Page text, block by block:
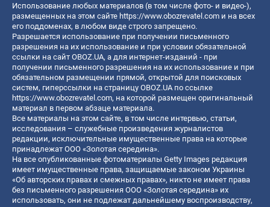
Использование любых материалов (в том числе фото- и видео-),
размещенных на этом сайте https://www.obozrevatel.com и на всех
его поддоменах, в любом виде строго запрещено.
Разрешается использование при получении письменного
разрешения на их использование и при условии обязательной
ссылки на сайт OBOZ.UA, а для интернет-изданий - при
получении письменного разрешения на их использование и при
обязательном размещении прямой, открытой для поисковых
систем, гиперссылки на страницу OBOZ.UA по ссылке
https://www.obozrevatel.com, на которой размещен оригинальный
материал в первом абзаце материала.
Все материалы на этом сайте, в том числе интервью, статьи,
исследования – служебные произведения журналистов
редакции, исключительные имущественные права на которые
принадлежат ООО «Золотая середина».
На все опубликованные фотоматериалы Getty Images редакция
имеет имущественные права, защищаемые законом Украины
«Об авторских правах и смежных правах», никто не имеет права
без письменного разрешения ООО «Золотая середина» их
использовать, они не подлежат дальнейшему воспроизводству,